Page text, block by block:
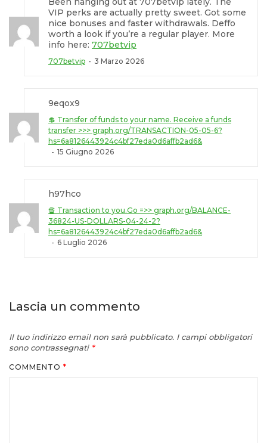
VIP perks are actually pretty sweet. Got some
nice bonuses and faster withdrawals. Deffo
worth a look if you’re a regular player. More
info here: 707betvip
707betvip 3 Marzo 2026
9eqox9
💲 Transfer of funds to your name. Receive a funds
transfer >>> graph.org/TRANSACTION-05-05-6?
hs=6a8126443924c4bf27eda0d6affb2ad6&
15 Giugno 2026
h97hco
🔏 Transaction to you.Go =>> graph.org/BALANCE-
36824-US-DOLLARS-04-24-2?
hs=6a8126443924c4bf27eda0d6affb2ad6&
6 Luglio 2026
Lascia un commento
Il tuo indirizzo email non sarà pubblicato. I campi obbligatori
sono contrassegnati *
COMMENTO *